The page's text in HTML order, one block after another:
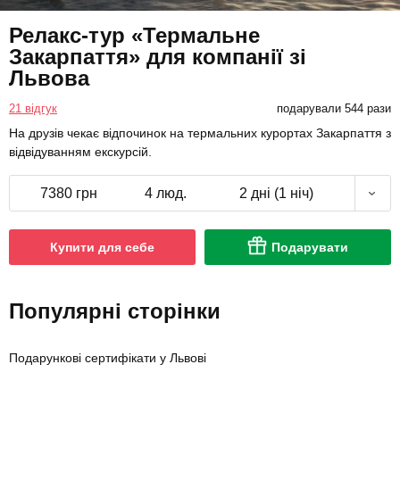
Релакс-тур «Термальне
Закарпаття» для компанії зі
Львова
21 відгук подарували 544 рази
На друзів чекає відпочинок на термальних курортах Закарпаття з
відвідуванням екскурсій.
7380 грн 4 люд. 2 дні (1 ніч)
Купити для себе Подарувати
Популярні сторінки
Подарункові сертифікати у Львові